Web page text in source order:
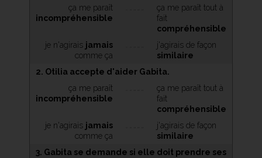
ça me paraît
incompréhensible
ça me paraît tout à
fait
compréhensible
je n'agirais jamais
comme ça
j'agirais de façon
similaire
2. Otilia accepte d'aider Gabita.
ça me paraît
incompréhensible
ça me paraît tout à
fait
compréhensible
je n'agirais jamais
comme ça
j'agirais de façon
similaire
3. Gabita se demande si elle doit prendre ses